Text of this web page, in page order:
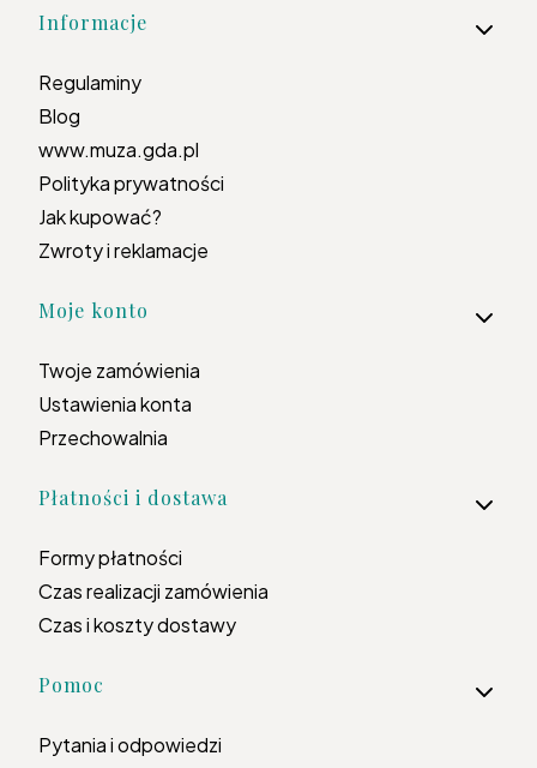
Informacje
Regulaminy
Blog
www.muza.gda.pl
Polityka prywatności
Jak kupować?
Zwroty i reklamacje
Moje konto
Twoje zamówienia
Ustawienia konta
Przechowalnia
Płatności i dostawa
Formy płatności
Czas realizacji zamówienia
Czas i koszty dostawy
Pomoc
Pytania i odpowiedzi